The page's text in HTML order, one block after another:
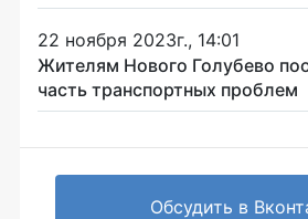
22 ноября 2023г., 14:01
Жителям Нового Голубево
часть транспортных проблем
Обсудить в